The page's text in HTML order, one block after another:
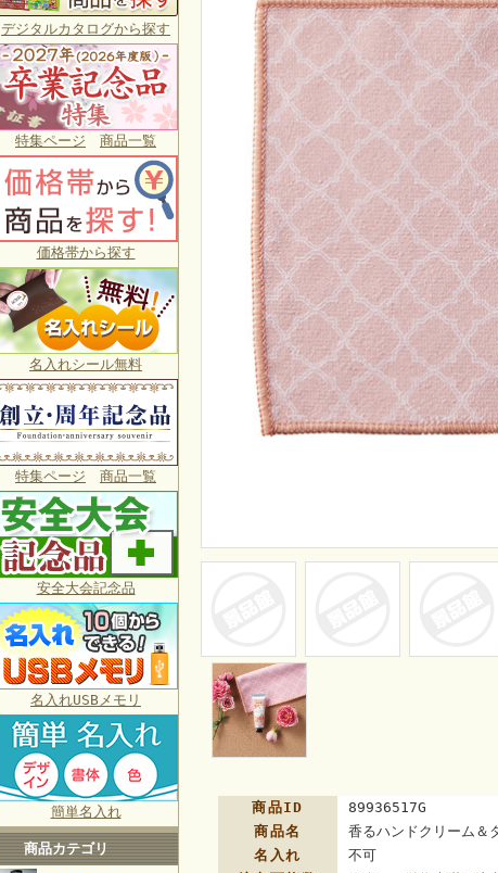
デジタルカタログから探す
特集ページ 商品一覧
価格帯から探す
名入れシール無料
特集ページ 商品一覧
安全大会記念品
名入れUSBメモリ
簡単名入れ
商品カテゴリ
商品ID
89936517G
商品名
香るハンドクリーム＆
名入れ
不可